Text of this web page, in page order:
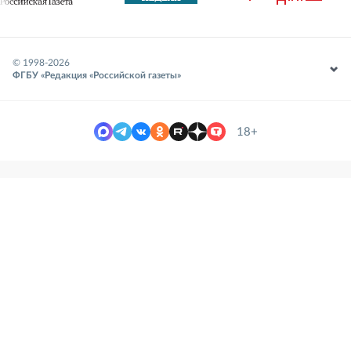
© 1998-2026
ФГБУ «Редакция «Российской газеты»
18+